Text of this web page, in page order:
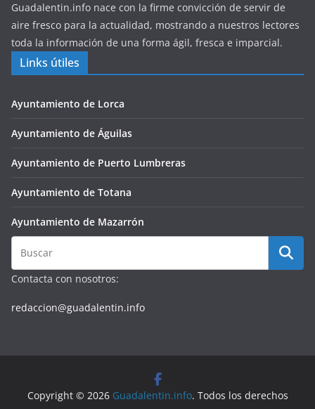
Guadalentin.info nace con la firme convicción de servir de
aire fresco para la actualidad, mostrando a nuestros lectores
toda la información de una forma ágil, fresca e imparcial.
Links útiles
Ayuntamiento de Lorca
Ayuntamiento de Águilas
Ayuntamiento de Puerto Lumbreras
Ayuntamiento de Totana
Ayuntamiento de Mazarrón
Contacta con nosotros:
redaccion@guadalentin.info
Copyright © 2026 Guadalentin.info. Todos los derechos